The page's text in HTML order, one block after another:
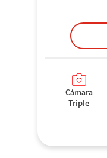
Cámara
Triple